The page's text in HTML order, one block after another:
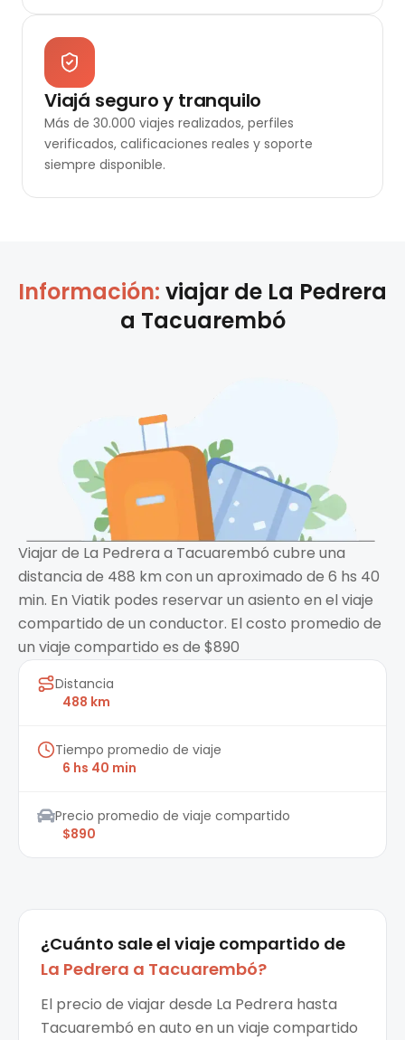
Viajá seguro y tranquilo
Más de 30.000 viajes realizados, perfiles
verificados, calificaciones reales y soporte
siempre disponible.
Información: viajar de La Pedrera
a Tacuarembó
Viajar de La Pedrera a Tacuarembó cubre una
distancia de 488 km con un aproximado de 6 hs 40
min. En Viatik podes reservar un asiento en el viaje
compartido de un conductor. El costo promedio de
un viaje compartido es de $890
Distancia
488 km
Tiempo promedio de viaje
6 hs 40 min
Precio promedio de viaje compartido
$890
¿Cuánto sale el viaje compartido de
La Pedrera a Tacuarembó?
El precio de viajar desde La Pedrera hasta
Tacuarembó en auto en un viaje compartido